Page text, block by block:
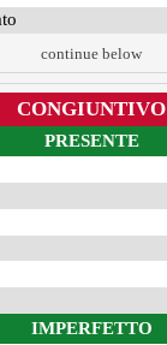
continue below
CONGIUNTIVO
PRESENTE
IMPERFETTO